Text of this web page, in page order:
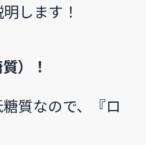
します！
）！
質なので、『ロ